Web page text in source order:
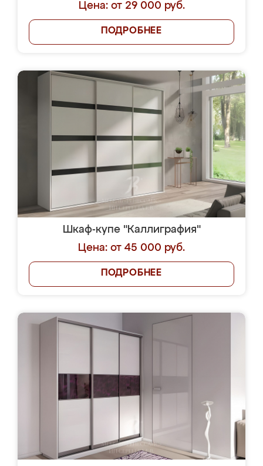
Цена: от 29 000 руб.
ПОДРОБНЕЕ
Шкаф-купе "Каллиграфия"
Цена: от 45 000 руб.
ПОДРОБНЕЕ